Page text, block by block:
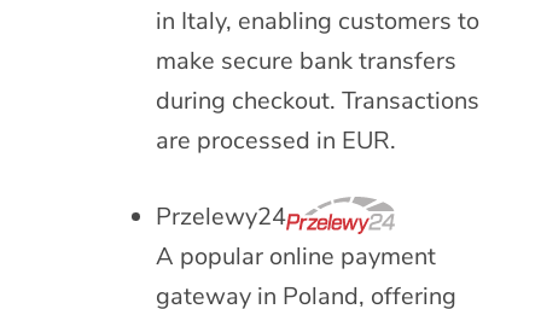
in Italy, enabling customers to
make secure bank transfers
during checkout. Transactions
are processed in EUR.
Przelewy24
A popular online payment
gateway in Poland, offering